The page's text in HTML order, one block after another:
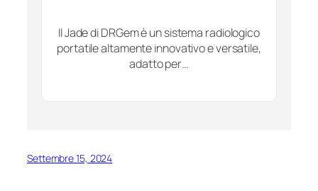
Il Jade di DRGem è un sistema radiologico
portatile altamente innovativo e versatile,
adatto per…
Settembre 15, 2024